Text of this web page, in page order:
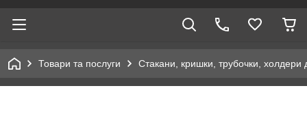
Товари та послуги Стакани, кришки, трубочки, холдери